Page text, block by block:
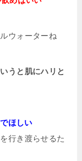
ウォーターね
うと肌にハリと
ほしい
行き渡らせるた